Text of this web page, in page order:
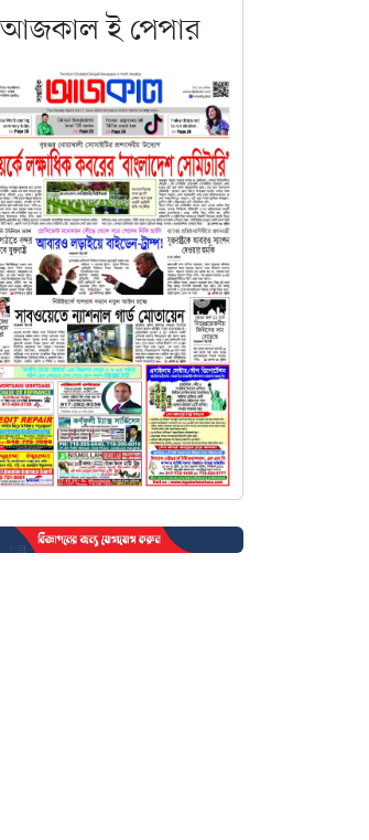
আজকালইপেপার